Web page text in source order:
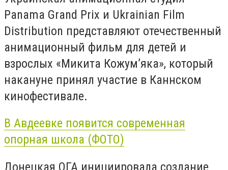
Panama Grand Prix и Ukrainian Film
Distribution представляют отечественный
анимационный фильм для детей и
взрослых «Микита Кожум’яка», который
накануне принял участие в Каннском
кинофестивале.
В Авдеевке появится современная
опорная школа (ФОТО)
Донецкая ОГА инициировала создание